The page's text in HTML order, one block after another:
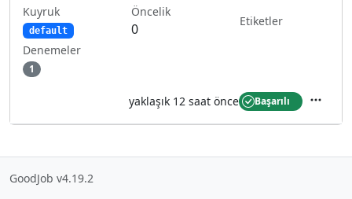
Kuyruk
default
Öncelik
0
Etiketler
Denemeler
1
yaklaşık 12 saat önce Başarılı
GoodJob v4.19.2